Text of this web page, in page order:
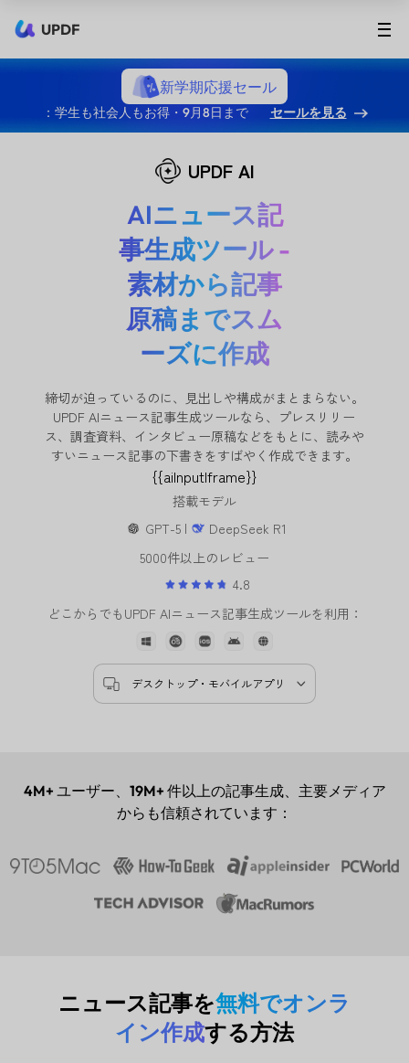
UPDF
新学期応援セール
：学生も社会人もお得・9月8日まで セールを見る
UPDF AI
AIニュース記
事生成ツール -
素材から記事
原稿までスム
ーズに作成
締切が迫っているのに、見出しや構成がまとまらない。
UPDF AIニュース記事生成ツールなら、プレスリリー
ス、調査資料、インタビュー原稿などをもとに、読みや
すいニュース記事の下書きをすばやく作成できます。
{{aiInputIframe}}
搭載モデル
5000件以上のレビュー
4.8
どこからでもUPDF AIニュース記事生成ツールを利用
4M+ ユーザー、 19M+ 件以上の記事生成、主要メディア
からも信頼されています：
ニュース記事を無料でオンラ
イン作成する方法